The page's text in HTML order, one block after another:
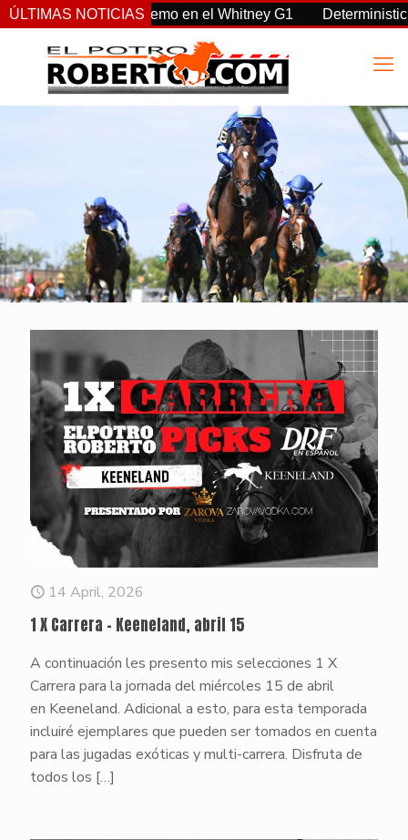
ÚLTIMAS NOTICIAS
supremo en el Whitney G1 Deterministic: héroe
14 April, 2026
1 X Carrera – Keeneland, abril 15
A continuación les presento mis selecciones 1 X
Carrera para la jornada del miércoles 15 de abril
en Keeneland. Adicional a esto, para esta temporada
incluiré ejemplares que pueden ser tomados en cuenta
para las jugadas exóticas y multi-carrera. Disfruta de
todos los […]